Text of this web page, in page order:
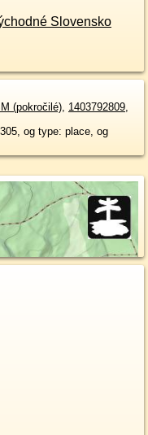
Slovensko
(pokročilé), 1403792809,
og type: place, og